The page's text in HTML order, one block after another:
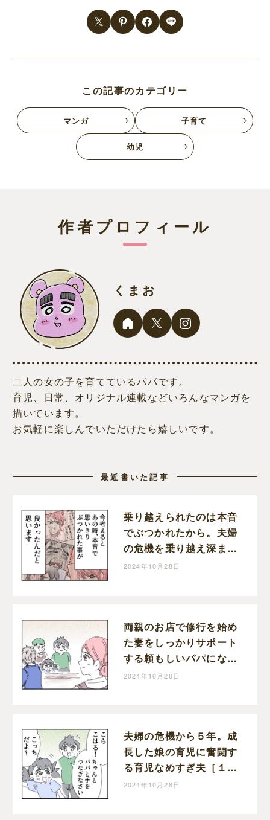
この記事のカテゴリー
マンガ 子育て
幼児
作者プロフィール
くまお
二人の女の子を育てているパパです。
育児、日常、オリジナル連載などいろんなマンガを
描いています。
お気軽に楽しんでいただけたら嬉しいです。
最近書いた記事
乗り越えられたのは本音
でぶつかれたから。夫婦
の危機を乗り越え深まっ
た家族の絆。育児なめす
2024年10月28日
両親のお店で修行を始め
た妻をしっかりサポート
する頼もしいパパになっ
た育児なめすぎ夫［２０
2024年10月28日
夫婦の危機から５年。成
長した娘の育児に奮闘す
る育児なめすぎ夫［１９
９］｜くまおのマンガ堂
2024年10月28日